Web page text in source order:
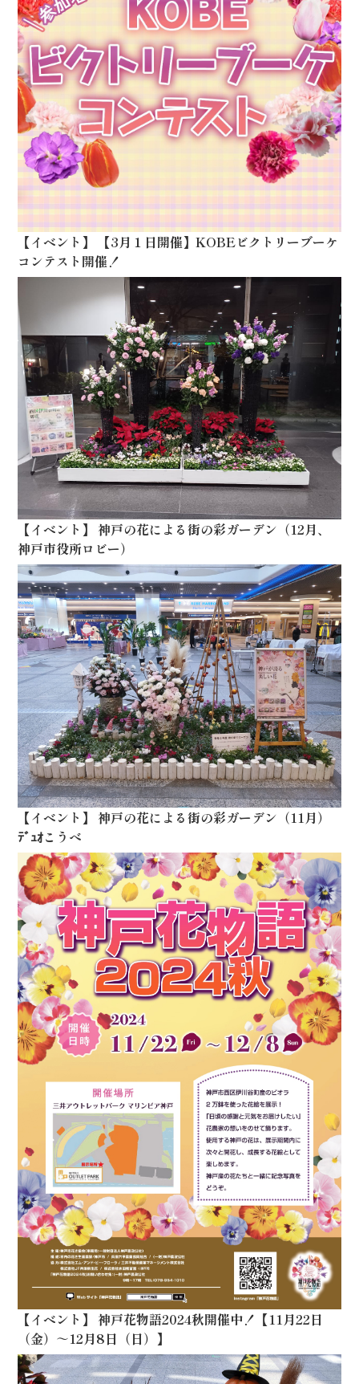
【イベント 】
【3月１日開催】KOBEビクトリーブーケ
コンテスト開催！
【イベント 】 神戸の花による街の彩ガーデン（12月、
神戸市役所ロビー）
【イベント 】 神戸の花による街の彩ガーデン（11月）
ﾃﾞｭｵこうべ
【イベント 】 神戸花物語2024秋開催中！【11月22日
（金）～12月8日（日）】